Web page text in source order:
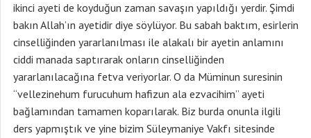
ikinci ayeti de koyduğun zaman savaşın yapıldığı yerdir. Şimdi
bakın Allah’ın ayetidir diye söylüyor. Bu sabah baktım, esirlerin
cinselliğinden yararlanılması ile alakalı bir ayetin anlamını
ciddi manada saptırarak onların cinselliğinden
yararlanılacağına fetva veriyorlar. O da Müminun suresinin
“vellezinehum furucuhum hafizun ala ezvacihim” ayeti
bağlamından tamamen koparılarak. Biz burda onunla ilgili
ders yapmıştık ve yine bizim Süleymaniye Vakfı sitesinde